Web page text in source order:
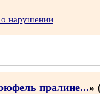
о нарушении
пралине...»